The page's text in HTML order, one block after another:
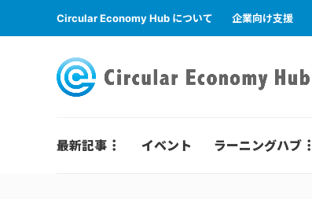
Circular Economy Hub について 企業向け支援
最新記事 イベント ラーニングハブ